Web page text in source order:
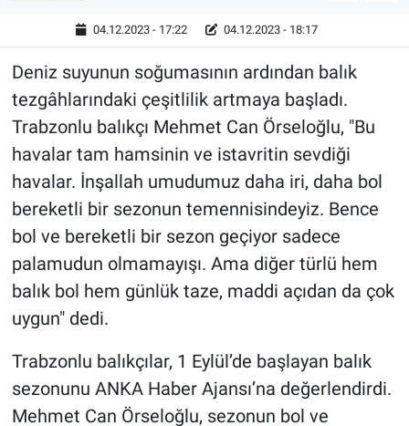
04.12.2023 - 17:22 04.12.2023 - 18:17
Deniz suyunun soğumasının ardından balık
tezgâhlarındaki çeşitlilik artmaya başladı.
Trabzonlu balıkçı Mehmet Can Örseloğlu, "Bu
havalar tam hamsinin ve istavritin sevdiği
havalar. İnşallah umudumuz daha iri, daha bol
bereketli bir sezonun temennisindeyiz. Bence
bol ve bereketli bir sezon geçiyor sadece
palamudun olmamayışı. Ama diğer türlü hem
balık bol hem günlük taze, maddi açıdan da çok
uygun" dedi.
Trabzonlu balıkçılar, 1 Eylül’de başlayan balık
sezonunu ANKA Haber Ajansı’na değerlendirdi.
Mehmet Can Örseloğlu, sezonun bol ve